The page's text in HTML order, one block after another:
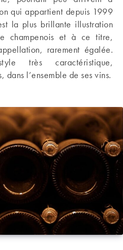
qui appartient depuis 1999
la plus brillante illustration
champenois et à ce titre,
rarement égalée.
très caractéristique,
dans l’ensemble de ses vins.